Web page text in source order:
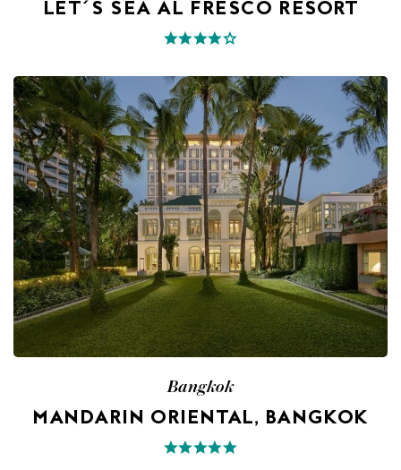
LET´S SEA AL FRESCO RESORT
Bangkok
MANDARIN ORIENTAL, BANGKOK